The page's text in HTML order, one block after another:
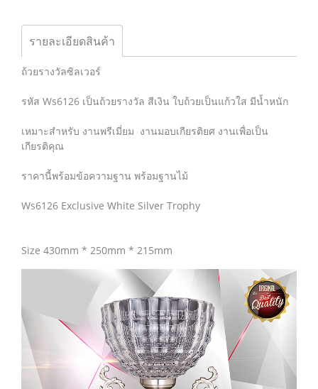
รายละเอียดสินค้า
ถ้วยรางวัลซิลเวอร์
รหัส Ws6126 เป็นถ้วยรางวัล สีเงิน ใบถ้วยเป็นแก้วใส มีน้ำหนัก
เหมาะสำหรับ งานพรีเมี่ยม งานมอบเกียรติยศ งานเพื่อเป็น
เกียรติคุณ
ราคานี้พร้อมข้อความฐาน พร้อมฐานไม้
Ws6126 Exclusive White Silver Trophy
Size 430mm * 250mm * 215mm